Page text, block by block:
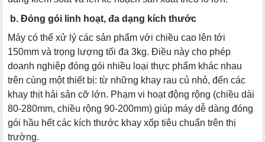
b. Đóng gói linh hoạt, đa dạng kích thước
Máy có thể xử lý các sản phẩm với chiều cao lên tới
150mm và trọng lượng tối đa 3kg. Điều này cho phép
doanh nghiệp đóng gói nhiều loại thực phẩm khác nhau
trên cùng một thiết bị: từ những khay rau củ nhỏ, đến các
khay thịt hải sản cỡ lớn. Phạm vi hoạt động rộng (chiều dài
80-280mm, chiều rộng 90-200mm) giúp máy dễ dàng đóng
gói hầu hết các kích thước khay xốp tiêu chuẩn trên thị
trường.